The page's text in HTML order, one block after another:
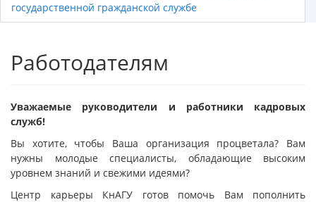
государственной гражданской службе
Работодателям
Уважаемые руководители и работники кадровых
служб!
Вы хотите, чтобы Ваша организация процветала? Вам
нужны молодые специалисты, обладающие высоким
уровнем знаний и свежими идеями?
Центр карьеры КнАГУ готов помочь Вам пополнить